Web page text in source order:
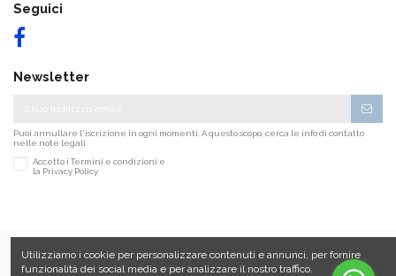
Seguici
Newsletter
Puoi annullare l'iscrizione in ogni momenti. A questo scopo, cerca le info di contatto
nelle note legali.
Accetto i Termini e condizioni e
la Privacy Policy
Utilizziamo i cookie per personalizzare contenuti e annunci, per fornire
funzionalità dei social media e per analizzare il nostro traffico.